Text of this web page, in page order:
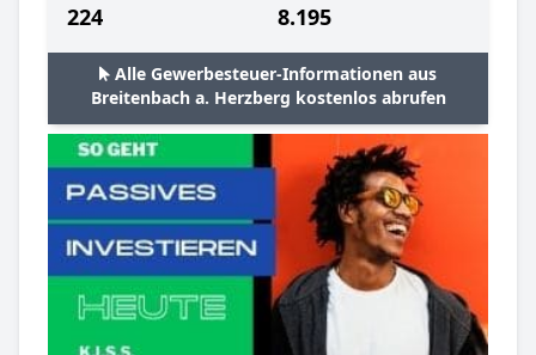
224 8.195
Alle Gewerbesteuer-Informationen aus
Breitenbach a. Herzberg kostenlos abrufen